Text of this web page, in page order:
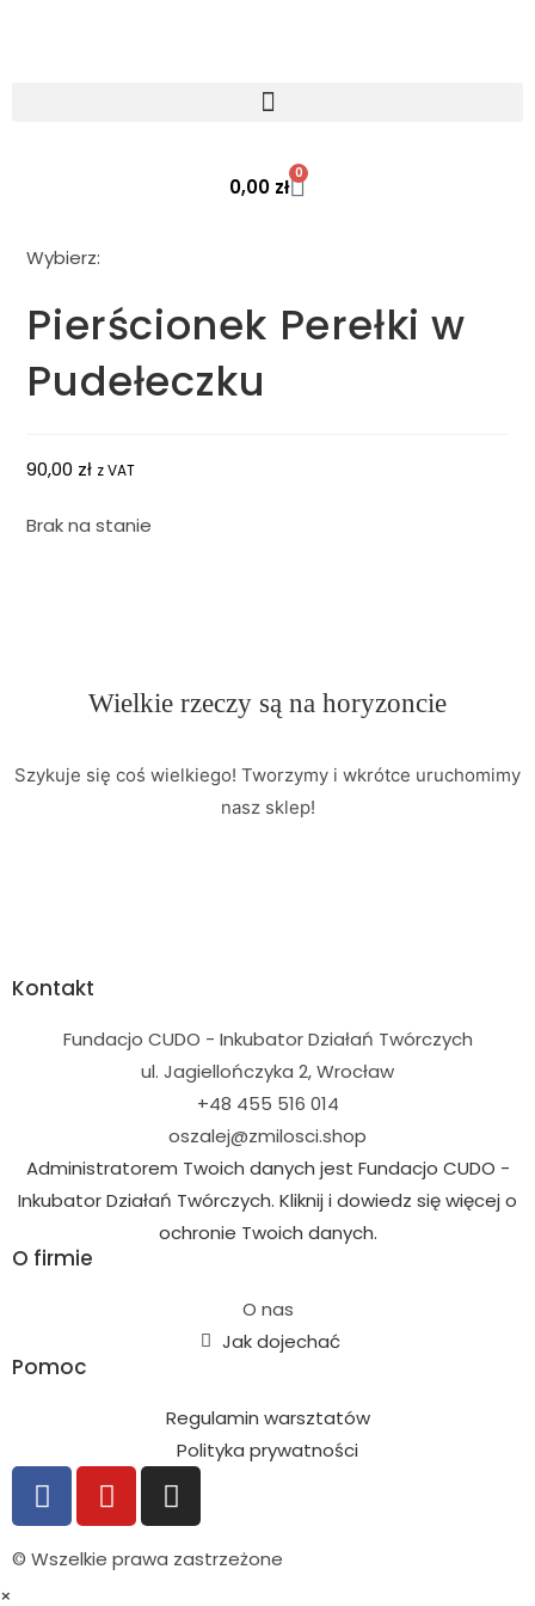
0,00 zł
0
Wybierz:
Pierścionek Perełki w
Pudełeczku
90,00 zł z VAT
Brak na stanie
Wielkie rzeczy są na horyzoncie
Szykuje się coś wielkiego! Tworzymy i wkrótce uruchomimy
nasz sklep!
Kontakt
Fundacjo CUDO - Inkubator Działań Twórczych
ul. Jagiellończyka 2, Wrocław
+48 455 516 014
oszalej@zmilosci.shop
Administratorem Twoich danych jest Fundacjo CUDO -
Inkubator Działań Twórczych. Kliknij i dowiedz się więcej o
ochronie Twoich danych.
O firmie
O nas
Jak dojechać
Pomoc
Regulamin warsztatów
Polityka prywatności
© Wszelkie prawa zastrzeżone
×